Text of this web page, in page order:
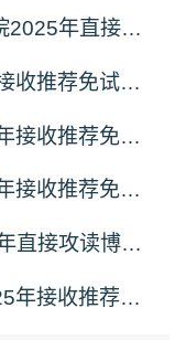
四川大学材料科学与工程学院2025年直接攻读博士学位研究生预报名通知
四川大学计算机学院2025年接收推荐免试攻读硕士学位研究生和直接攻读博士学位研究生预报名通知
四川大学电气工程学院2025年接收推荐免试攻读硕士学位研究生和直接攻读博士学位研究生预报名通知
四川大学机械工程学院2025年接收推荐免试攻读硕士学位研究生和直接攻读博士学位研究生预报名通知
四川大学电子信息学院2025年直接攻读博士学位研究生预报名通知
四川大学马克思主义学院2025年接收推荐免试攻读硕士学位研究生和直接攻读博士学位研究生预通知